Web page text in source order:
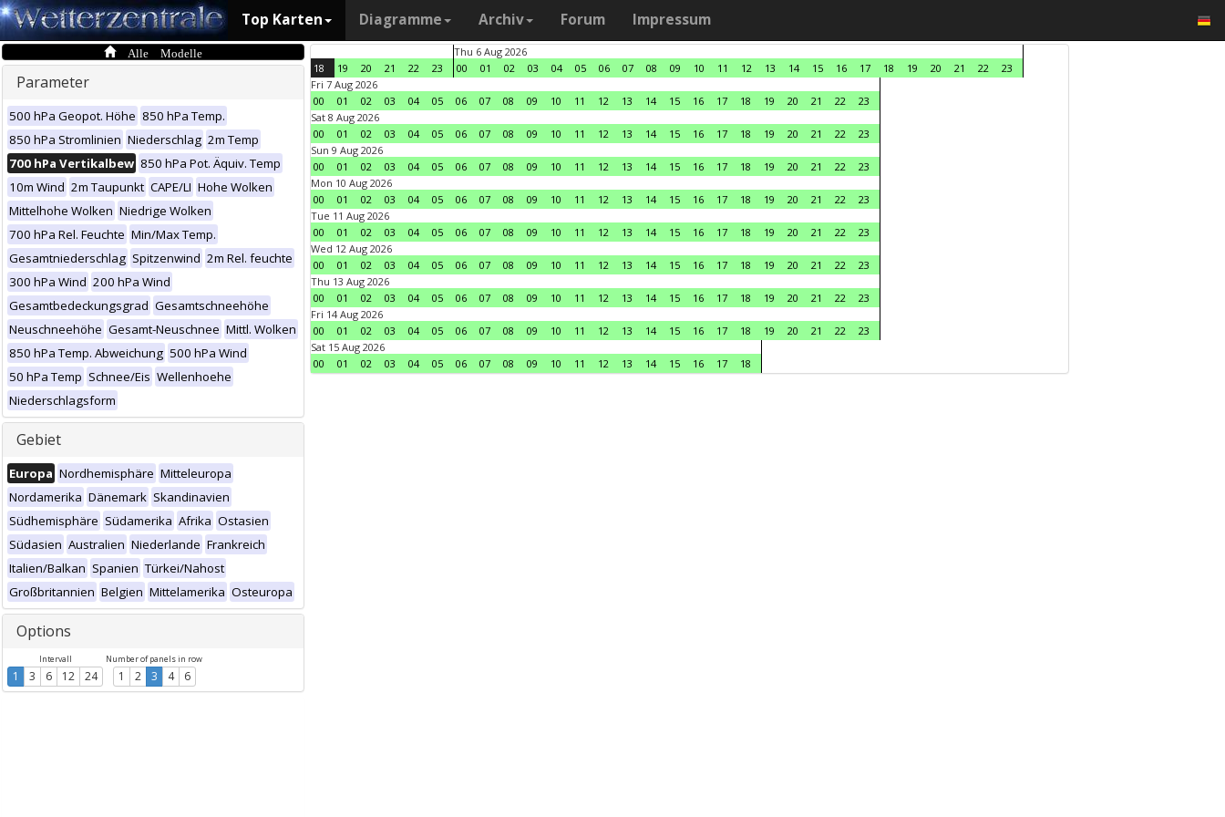
Top Karten Diagramme Archiv Forum Impressum
Alle Modelle
Parameter
500 hPa Geopot. Höhe 850 hPa Temp.
850 hPa Stromlinien Niederschlag 2m Temp
700 hPa Vertikalbew 850 hPa Pot. Äquiv. Temp
10m Wind 2m Taupunkt CAPE/LI Hohe Wolken
Mittelhohe Wolken Niedrige Wolken
700 hPa Rel. Feuchte Min/Max Temp.
Gesamtniederschlag Spitzenwind 2m Rel. feuchte
300 hPa Wind 200 hPa Wind
Gesamtbedeckungsgrad Gesamtschneehöhe
Neuschneehöhe Gesamt-Neuschnee Mittl. Wolken
850 hPa Temp. Abweichung 500 hPa Wind
50 hPa Temp Schnee/Eis Wellenhoehe
Niederschlagsform
Gebiet
Europa Nordhemisphäre Mitteleuropa
Nordamerika Dänemark Skandinavien
Südhemisphäre Südamerika Afrika Ostasien
Südasien Australien Niederlande Frankreich
Italien/Balkan Spanien Türkei/Nahost
Großbritannien Belgien Mittelamerika Osteuropa
Options
Intervall
1 3 6 12 24
Number of panels in row
1 2 3 4 6
18 19 20 21 22 23
Thu 6 Aug 2026
00
01 02 03 04 05 06 07 08 09 10 11 12 13 14 15 16 17 18 19 20 21 22
23
Fri 7 Aug 2026
00
01 02 03 04 05 06 07 08 09 10 11 12 13 14 15 16 17 18 19 20 21 22
23
Sat 8 Aug 2026
00
01 02 03 04 05 06 07 08 09 10 11 12 13 14 15 16 17 18 19 20 21 22
23
Sun 9 Aug 2026
00
01 02 03 04 05 06 07 08 09 10 11 12 13 14 15 16 17 18 19 20 21 22
23
Mon 10 Aug 2026
00
01 02 03 04 05 06 07 08 09 10 11 12 13 14 15 16 17 18 19 20 21 22
23
Tue 11 Aug 2026
00
01 02 03 04 05 06 07 08 09 10 11 12 13 14 15 16 17 18 19 20 21 22
23
Wed 12 Aug 2026
00
01 02 03 04 05 06 07 08 09 10 11 12 13 14 15 16 17 18 19 20 21 22
23
Thu 13 Aug 2026
00
01 02 03 04 05 06 07 08 09 10 11 12 13 14 15 16 17 18 19 20 21 22
23
Fri 14 Aug 2026
00
01 02 03 04 05 06 07 08 09 10 11 12 13 14 15 16 17 18 19 20 21 22
23
Sat 15 Aug 2026
00
01 02 03 04 05 06 07 08 09 10 11 12 13 14 15 16 17 18